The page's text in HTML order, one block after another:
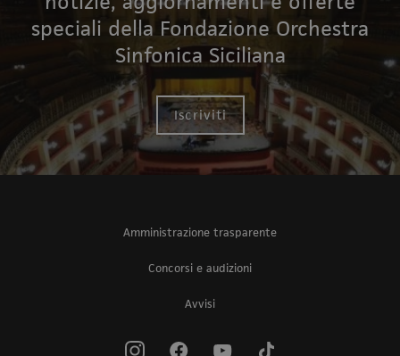
speciali della Fondazione Orchestra
Sinfonica Siciliana
Iscriviti
Amministrazione trasparente
Concorsi e audizioni
Avvisi